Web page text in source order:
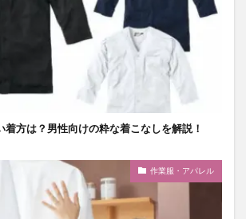
着方は？男性向けの粋な着こなしを解説！
作業服・アパレル